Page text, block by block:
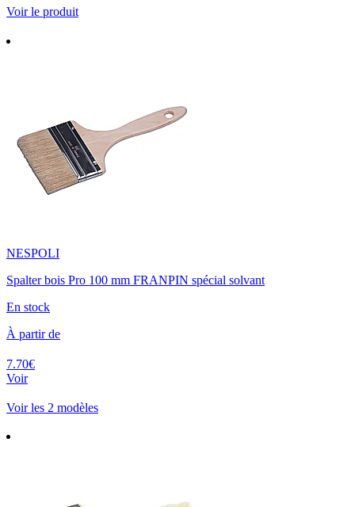
Voir le produit
NESPOLI
Spalter bois Pro 100 mm FRANPIN spécial solvant
En stock
À partir de
7.70€
Voir
Voir les 2 modèles